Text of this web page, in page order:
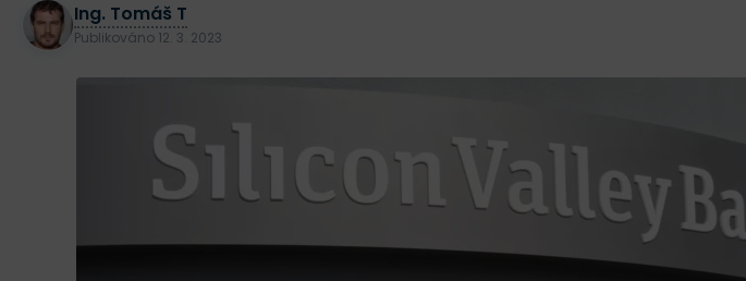
Ing. Tomáš T
Publikováno 12. 3. 2023